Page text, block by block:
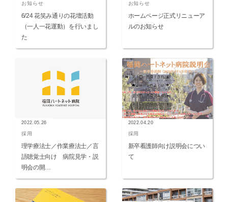
お知らせ
6/24 花笑み通りの花壇活動
（一人一花運動）を行いまし
た
お知らせ
ホームページ正式リニューア
ルのお知らせ
2022.05.26
採用
理学療法士／作業療法士／言
語聴覚士向け 病院見学・説
明会の開…
2022.04.20
採用
新卒看護師向け説明会につい
て